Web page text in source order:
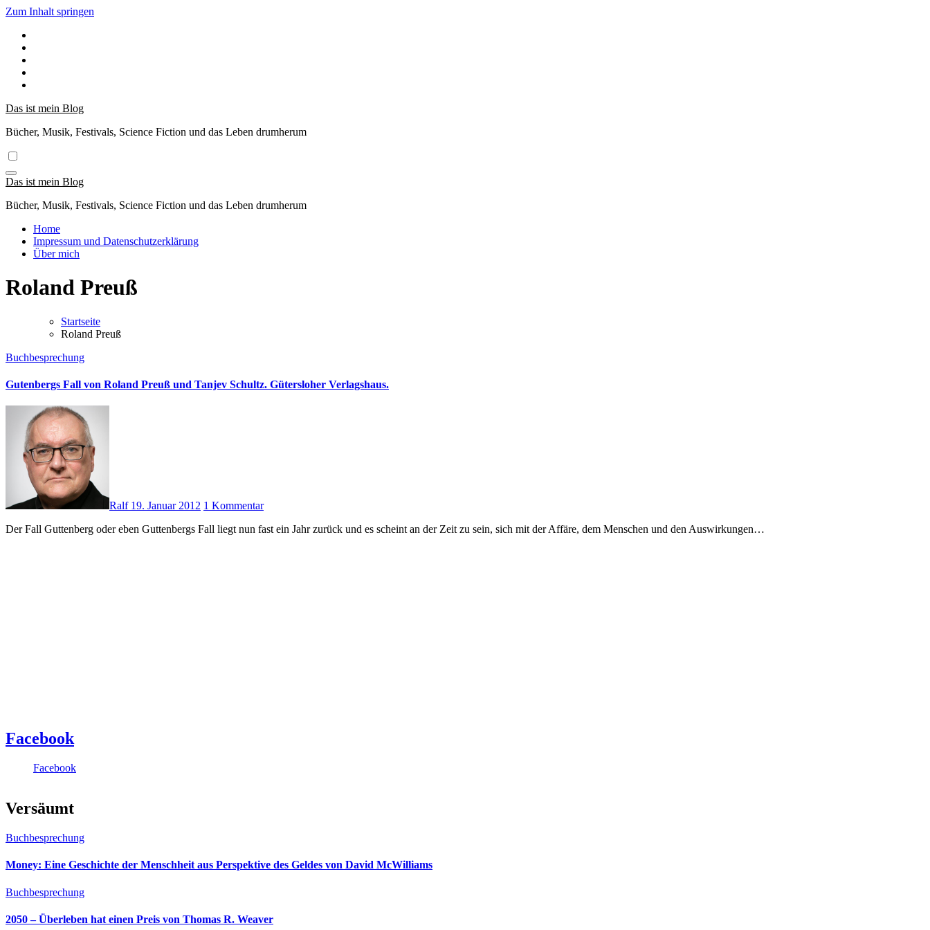
Zum Inhalt springen
Das ist mein Blog
Bücher, Musik, Festivals, Science Fiction und das Leben drumherum
Das ist mein Blog
Bücher, Musik, Festivals, Science Fiction und das Leben drumherum
Home
Impressum und Datenschutzerklärung
Über mich
Roland Preuß
Startseite
Roland Preuß
Buchbesprechung
Gutenbergs Fall von Roland Preuß und Tanjev Schultz. Gütersloher Verlagshaus.
Ralf 19. Januar 2012 1 Kommentar
Der Fall Guttenberg oder eben Guttenbergs Fall liegt nun fast ein Jahr zurück und es scheint an der Zeit zu sein, sich mit der Affäre, dem Menschen und den Auswirkungen…
Facebook
Facebook
Versäumt
Buchbesprechung
Money: Eine Geschichte der Menschheit aus Perspektive des Geldes von David McWilliams
Buchbesprechung
2050 – Überleben hat einen Preis von Thomas R. Weaver